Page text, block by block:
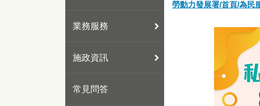
業務服務
施政資訊
常見問答
勞動力發展署/首頁/為民